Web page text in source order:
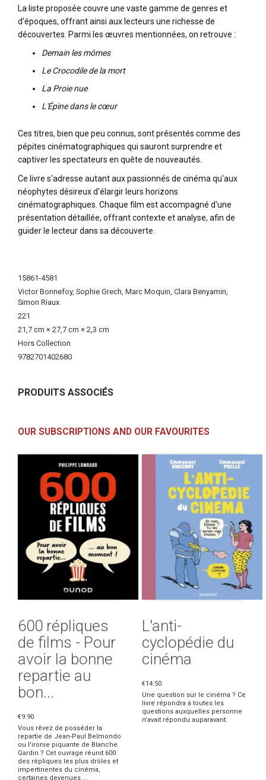
La liste proposée couvre une vaste gamme de genres et
d'époques, offrant ainsi aux lecteurs une richesse de
découvertes. Parmi les œuvres mentionnées, on retrouve :
Demain les mômes
Le Crocodile de la mort
La Proie nue
L'Épine dans le cœur
Ces titres, bien que peu connus, sont présentés comme des
pépites cinématographiques qui sauront surprendre et
captiver les spectateurs en quête de nouveautés.
Ce livre s'adresse autant aux passionnés de cinéma qu'aux
néophytes désireux d'élargir leurs horizons
cinématographiques. Chaque film est accompagné d'une
présentation détaillée, offrant contexte et analyse, afin de
guider le lecteur dans sa découverte.
More
Information
15861-4581
Victor Bonnefoy, Sophie Grech, Marc Moquin, Clara Benyamin,
Simon Riaux
221
21,7 cm × 27,7 cm × 2,3 cm
Hors Collection
9782701402680
PRODUITS ASSOCIÉS
OUR SUBSCRIPTIONS AND OUR FAVOURITES
600 répliques
de films - Pour
avoir la bonne
repartie au
bon...
€9.90
Vous rêvez de posséder la
repartie de Jean-Paul Belmondo
ou l'ironie piquante de Blanche
Gardin ? Cet ouvrage réunit 600
des répliques les plus drôles et
impertinentes du cinéma,
certaines devenues ...
L'anti-
cyclopédie du
cinéma
€14.50
Une question sur le cinéma ? Ce
livre répondra à toutes les
questions auxquelles personne
n'avait répondu auparavant.